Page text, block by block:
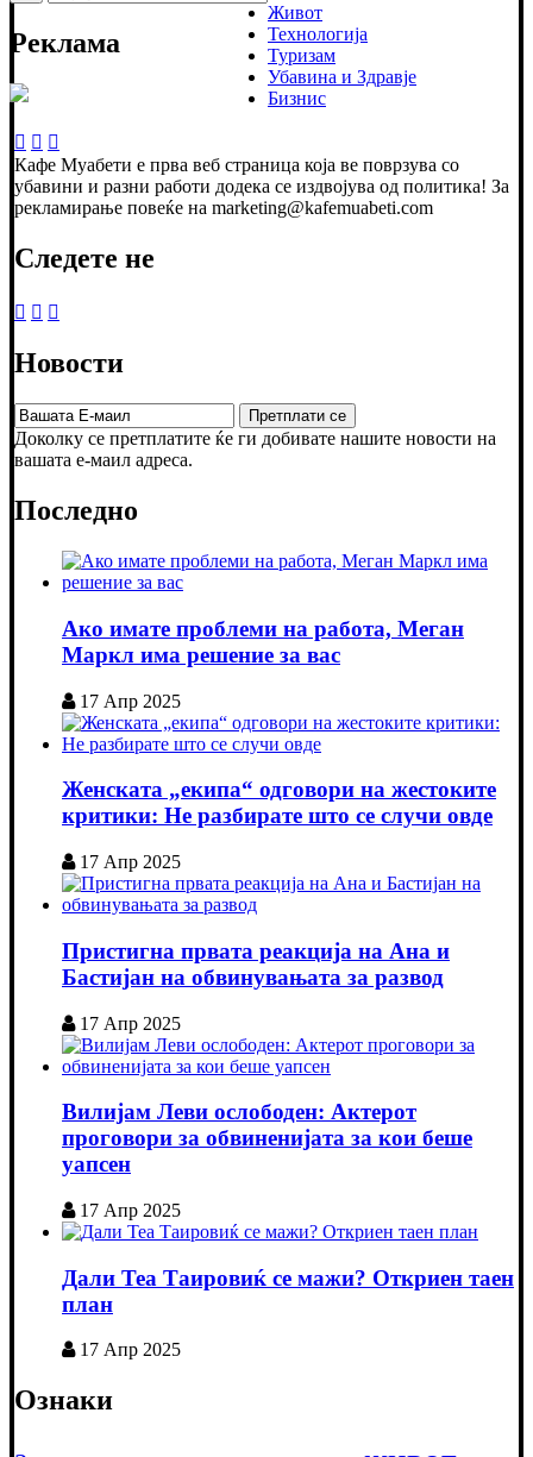
Реклама
Живот
Технологија
Туризам
Убавина и Здравје
Бизнис
Кафе Муабети е прва веб страница која ве поврзува со
убавини и разни работи додека се издвојува од политика! За
рекламирање повеќе на marketing@kafemuabeti.com
Следете не
Новости
Доколку се претплатите ќе ги добивате нашите новости на
вашата е-маил адреса.
Последно
Ако имате проблеми на работа, Меган
Маркл има решение за вас
17 Апр 2025
Женската „екипа“ одговори на жестоките
критики: Не разбирате што се случи овде
17 Апр 2025
Пристигна првата реакција на Ана и
Бастијан на обвинувањата за развод
17 Апр 2025
Вилијам Леви ослободен: Актерот
проговори за обвиненијата за кои беше
уапсен
17 Апр 2025
Дали Теа Таировиќ се мажи? Откриен таен
план
17 Апр 2025
Ознаки